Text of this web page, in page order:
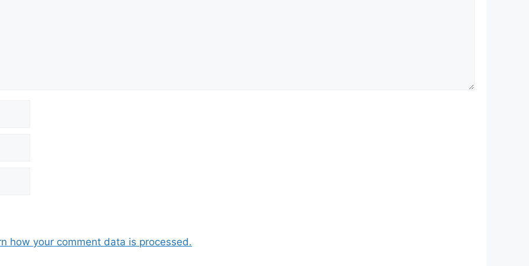
how your comment data is processed.